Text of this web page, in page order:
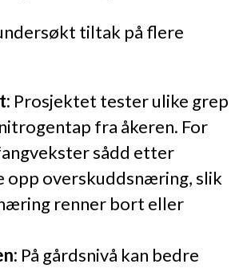
tiltak på flere
Prosjektet tester ulike grep
fra åkeren. For
sådd etter
opp overskuddsnæring, slik
renner bort eller
På gårdsnivå kan bedre